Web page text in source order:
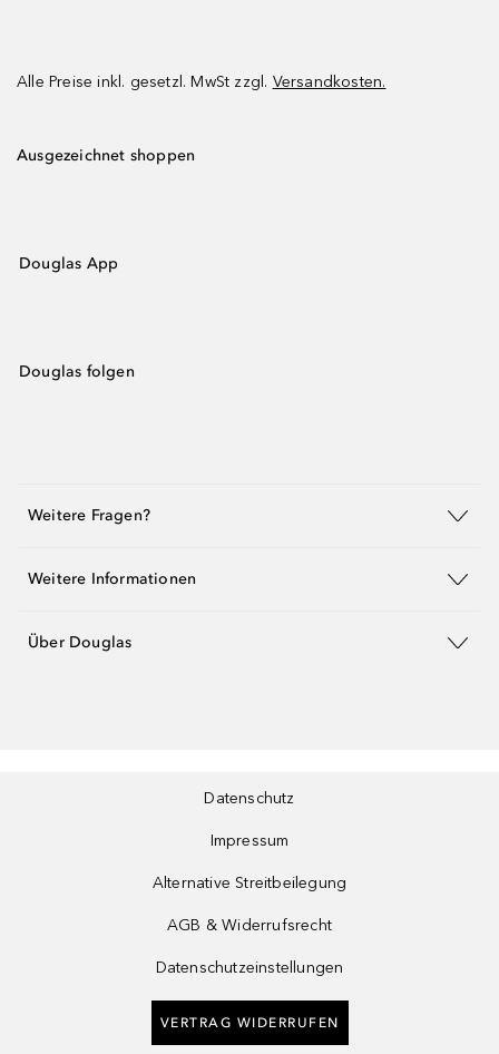
Alle Preise inkl. gesetzl. MwSt zzgl. Versandkosten.
Ausgezeichnet shoppen
Douglas App
Douglas folgen
Weitere Fragen?
Weitere Informationen
Über Douglas
Datenschutz
Impressum
Alternative Streitbeilegung
AGB & Widerrufsrecht
Datenschutzeinstellungen
VERTRAG WIDERRUFEN